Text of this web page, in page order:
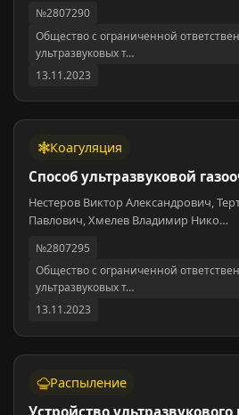
№2807290
Общество с ограниченной
ультразвуковых т…
13.11.2023
Коагуляция
Способ ультразвуковой
Нестеров Виктор Александрович,
Павлович, Хмелев Владимир Нико…
№2807295
Общество с ограниченной
ультразвуковых т…
13.11.2023
Распыление
Устройство